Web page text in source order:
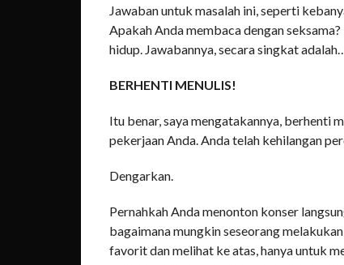
Jawaban untuk masalah ini, seperti
Apakah Anda membaca dengan
hidup. Jawabannya, secara singkat
BERHENTI MENULIS!
Itu benar, saya mengatakannya, berhenti
pekerjaan Anda. Anda telah kehilangan
Dengarkan.
Pernahkah Anda menonton konser
bagaimana mungkin seseorang
favorit dan melihat ke atas, hanya untuk